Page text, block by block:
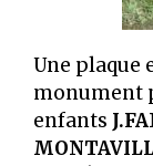
Une plaque
monument
enfants